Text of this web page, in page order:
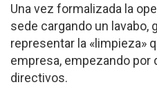
Una vez formalizada la
sede cargando un lavabo,
representar la «limpieza»
empresa, empezando
directivos.